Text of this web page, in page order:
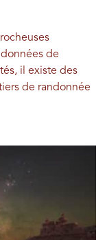
de
il existe des
de randonnée